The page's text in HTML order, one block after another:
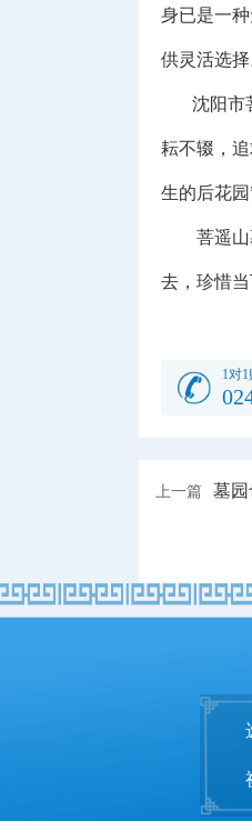
身已是一
供灵活选
沈阳市菩
耘不辍，
生的后花园
菩遥山墓
去，珍惜当
1对
上一篇 墓园